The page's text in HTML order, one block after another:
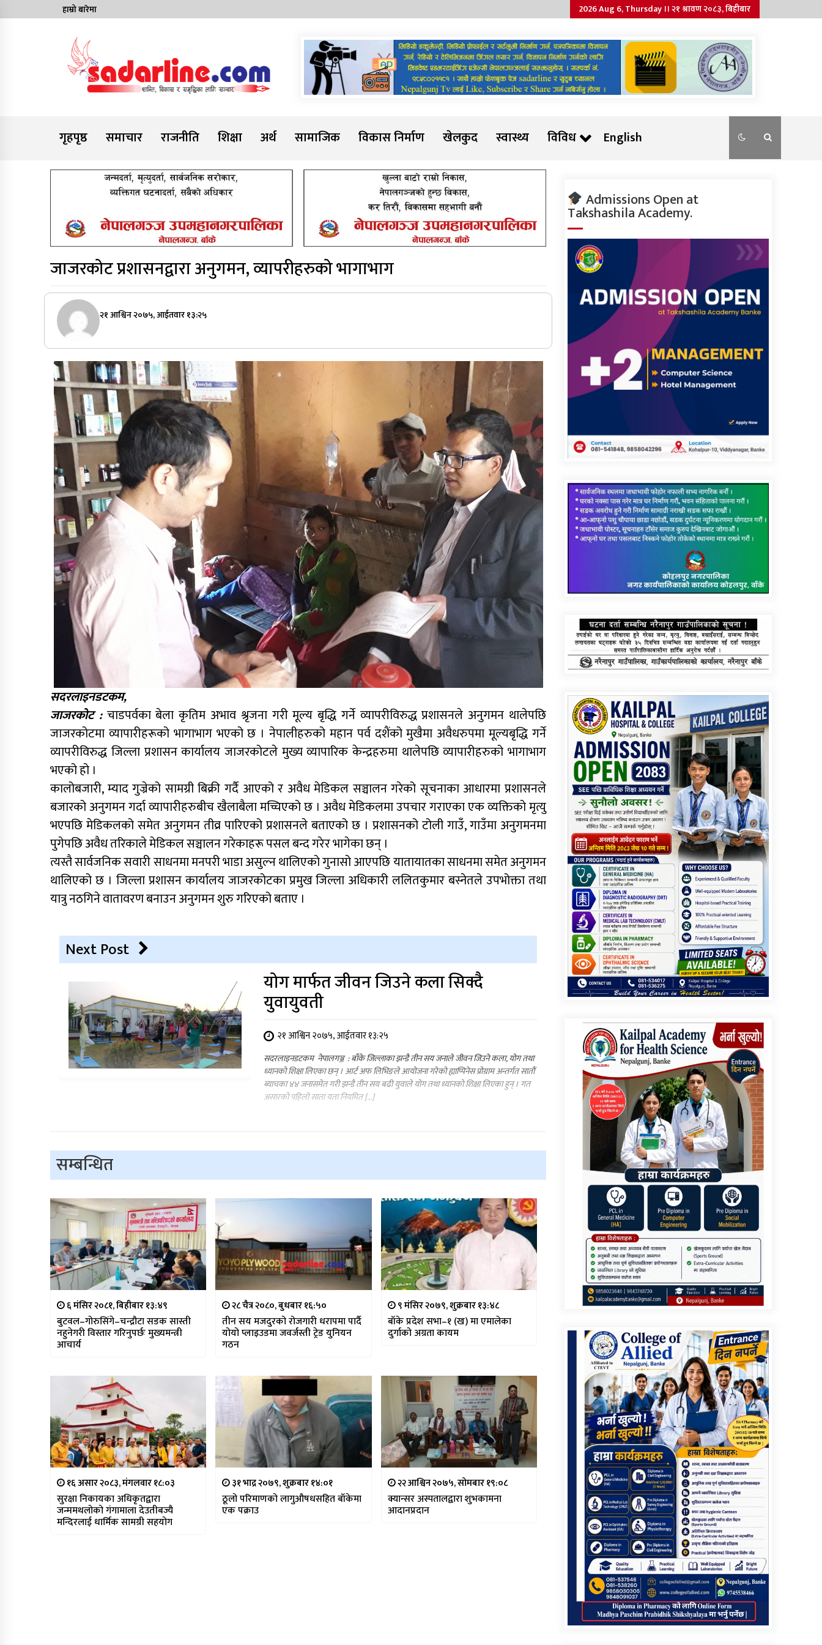
to
हाम्रो बारेमा 2026 Aug 6, Thursday ।। २१ श्रावण २०८३, बिहीबार
Sadarline
गृहपृष्ठ
समाचार राजनीति शिक्षा अर्थ सामाजिक विकास निर्माण खेलकुद स्वास्थ्य विविध English
जाजरकोट प्रशासनद्वारा अनुगमन, व्यापरीहरुको भागाभाग
२१ आश्विन २०७५, आईतवार १३:२५
सदरलाइनडटकम,
जाजरकोट :चाडपर्वका बेला कृतिम अभाव श्रृजना गरी मूल्य बृद्धि गर्ने व्यापरीविरुद्ध प्रशासनले अनुगमन थालेपछि
जाजरकोटमा व्यापारीहरूको भागाभाग भएको छ । नेपालीहरुको महान पर्व दशैंको मुखैमा अवैधरुपमा मूल्यबृद्धि गर्ने
व्यापरीविरुद्ध जिल्ला प्रशासन कार्यालय जाजरकोटले मुख्य व्यापारिक केन्द्रहरुमा थालेपछि व्यापारीहरुको भागाभाग
भएको हो ।
कालोबजारी, म्याद गुज्रेको सामग्री बिक्री गर्दै आएको र अवैध मेडिकल सञ्चालन गरेको सूचनाका आधारमा प्रशासनले
बजारको अनुगमन गर्दा व्यापारीहरुबीच खैलाबैला मच्चिएको छ । अवैध मेडिकलमा उपचार गराएका एक व्यक्तिको मृत्यु
भएपछि मेडिकलको समेत अनुगमन तीव्र पारिएको प्रशासनले बताएको छ । प्रशासनको टोली गाउँ, गाउँमा अनुगमनमा
पुगेपछि अवैध तरिकाले मेडिकल सञ्चालन गरेकाहरू पसल बन्द गरेर भागेका छन् ।
त्यस्तै सार्वजनिक सवारी साधनमा मनपरी भाडा असुल्न थालिएको गुनासो आएपछि यातायातका साधनमा समेत अनुगमन
थालिएको छ । जिल्ला प्रशासन कार्यालय जाजरकोटका प्रमुख जिल्ला अधिकारी ललितकुमार बस्नेतले उपभोक्ता तथा
यात्रु नठगिने वातावरण बनाउन अनुगमन शुरु गरिएको बताए ।
Next Post
योग मार्फत जीवन जिउने कला सिक्दै
युवायुवती
२१ आश्विन २०७५, आईतवार १३:२५
सदरलाइनडटकम नेपालगञ्ज : बाँके जिल्लाका झन्डै तीन सय जनाले जीवन जिउने कला, योग तथा
ध्यानको शिक्षा लिएका छन् । आर्ट अफ लिभिङले आयोजना गरेको ह्याप्पिनेस प्रोग्राम अन्तर्गत सातौं
ब्याचका ४४ जनासमेत गरी झन्डै तीन सय बढी युवाले योग तथा ध्यानको शिक्षा लिएका हुन् । गत
असारको पहिलो साता यता नियमित […]
सम्बन्धित
६ मंसिर २०८१, बिहीबार १३:४९
बुटवल–गोरुसिंगे–चन्द्रौटा सडक सास्ती
नहुनेगरी विस्तार गरिनुपर्छः मुख्यमन्त्री
आचार्य
२८ चैत्र २०८०, बुधबार १६:५०
तीन सय मजदुरको रोजगारी धरापमा पार्दै
योयो प्लाइउडमा जवर्जस्ती ट्रेड युनियन
गठन
९ मंसिर २०७९, शुक्रबार १३:४८
बाँके प्रदेश सभा–१ (ख) मा एमालेका
दुर्गाको अग्रता कायम
१६ असार २०८३, मंगलवार १८:०३
सुरक्षा निकायका अधिकृतद्वारा
जन्ममथलोको गंगामाला देउतीबज्यै
मन्दिरलाई धार्मिक सामग्री सहयोग
३१ भाद्र २०७९, शुक्रबार १४:०१
ठूलो परिमाणको लागुऔषधसहित बाँकेमा
एक पक्राउ
२२ आश्विन २०७५, सोमबार १९:०८
क्यान्सर अस्पतालद्वारा शुभकामना
आदानप्रदान
Admissions Open at
Takshashila Academy.